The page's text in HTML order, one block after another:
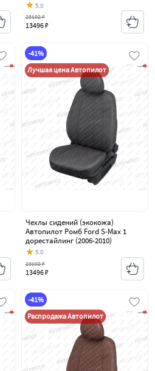
5.0
13496 ₽
23192 ₽
-41%
Лучшая цена Автопилот
Чехлы сидений (экокожа)
Автопилот Ромб Ford S-Max 1
дорестайлинг (2006-2010)
5.0
13496 ₽
23192 ₽
-41%
Распродажа Автопилот